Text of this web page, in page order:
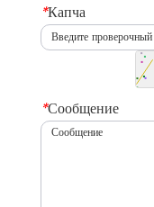
*Капча
*Сообщение